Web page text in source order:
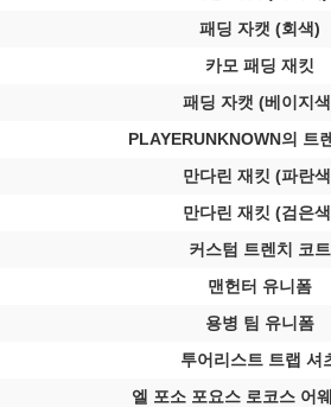
패딩 자캣 (회색)
카모 패딩 재킷
패딩 자캣 (베이지
PLAYERUNKNOWN의 트
만다린 재킷 (파란
만다린 재킷 (검은
커스텀 트렌치 코트
맨헌터 유니폼
용병 팀 유니폼
투어리스트 트랩 셔
엘 포소 포요스 로코스 어